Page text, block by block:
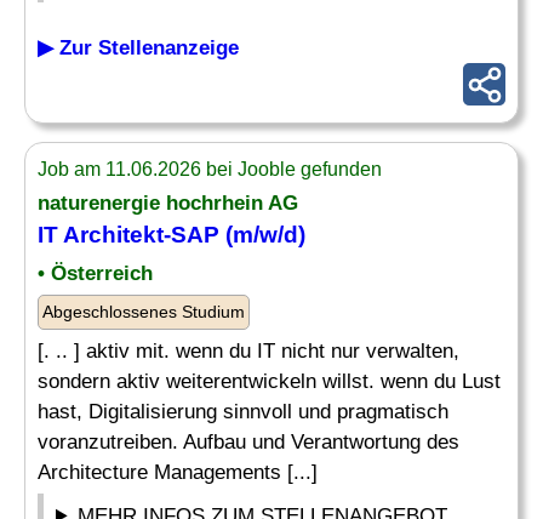
▶ Zur Stellenanzeige
Job am 11.06.2026 bei Jooble gefunden
naturenergie hochrhein AG
IT Architekt-SAP (m/w/d)
• Österreich
Abgeschlossenes Studium
[. .. ] aktiv mit. wenn du IT nicht nur verwalten,
sondern aktiv weiterentwickeln willst. wenn du Lust
hast, Digitalisierung sinnvoll und pragmatisch
voranzutreiben. Aufbau und Verantwortung des
Architecture Managements [...]